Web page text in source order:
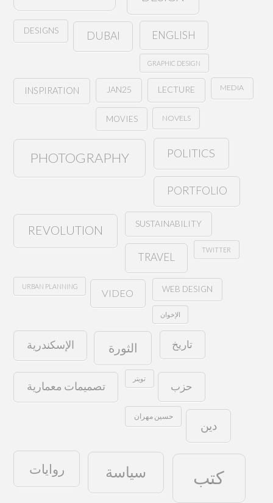
DESIGNS DUBAI ENGLISH
GRAPHIC DESIGN
INSPIRATION JAN25 LECTURE MEDIA
MOVIES NOVELS
PHOTOGRAPHY POLITICS
PORTFOLIO
REVOLUTION SUSTAINABILITY
TRAVEL
TWITTER
URBAN PLANNING
VIDEO WEB DESIGN
الإخوان
الإسكندرية الثورة تاريخ
تصميمات معمارية
تويتر
حزب
حسين مهران
دين
روايات سياسة كتب